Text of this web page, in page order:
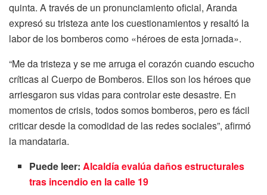
quinta. A través de un pronunciamiento oficial, Aranda
expresó su tristeza ante los cuestionamientos y resaltó la
labor de los bomberos como «héroes de esta jornada».
“Me da tristeza y se me arruga el corazón cuando escucho
críticas al Cuerpo de Bomberos. Ellos son los héroes que
arriesgaron sus vidas para controlar este desastre. En
momentos de crisis, todos somos bomberos, pero es fácil
criticar desde la comodidad de las redes sociales”, afirmó
la mandataria.
Puede leer:Alcaldía evalúa daños estructurales
tras incendio en la calle 19